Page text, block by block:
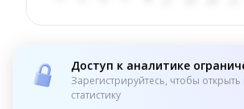
Доступ к аналитике
Зарегистрируйтесь, чтобы
статистику